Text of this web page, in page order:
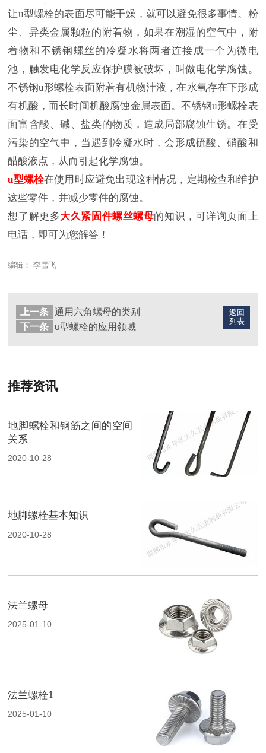
让u型螺栓的表面尽可能干燥，就可以避免很多事情。粉
尘、异类金属颗粒的附着物，如果在潮湿的空气中，附
着物和不锈钢螺丝的冷凝水将两者连接成一个为微电
池，触发电化学反应保护膜被破坏，叫做电化学腐蚀。
不锈钢u形螺栓表面附着有机物汁液，在水氧存在下形成
有机酸，而长时间机酸腐蚀金属表面。不锈钢u形螺栓表
面富含酸、碱、盐类的物质，造成局部腐蚀生锈。在受
污染的空气中，当遇到冷凝水时，会形成硫酸、硝酸和
醋酸液点，从而引起化学腐蚀。
u型螺栓在使用时应避免出现这种情况，定期检查和维护
这些零件，并减少零件的腐蚀。
想了解更多大久紧固件螺丝螺母的知识，可详询页面上
电话，即可为您解答！
编辑： 李雪飞
返回
列表
上一条
通用六角螺母的类别
下一条
u型螺栓的应用领域
推荐资讯
地脚螺栓和钢筋之间的空间
关系
2020-10-28
地脚螺栓基本知识
2020-10-28
法兰螺母
2025-01-10
法兰螺栓1
2025-01-10